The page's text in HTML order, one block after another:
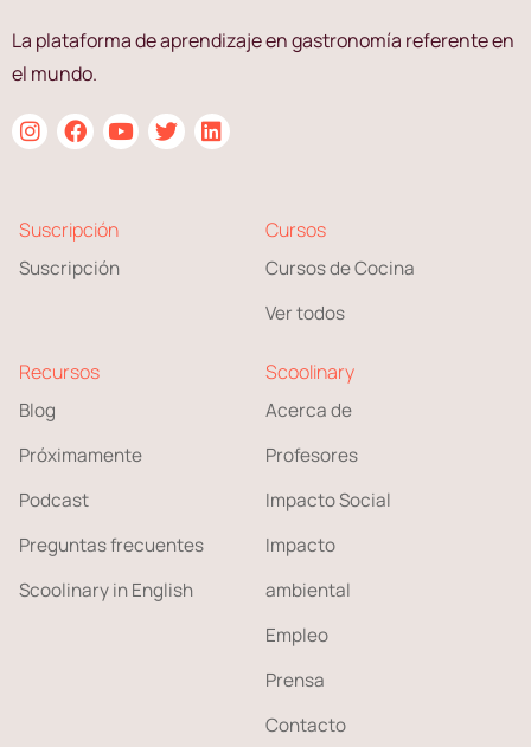
La plataforma de aprendizaje en gastronomía referente en
el mundo.
Suscripción
Suscripción
Cursos
Cursos de Cocina
Ver todos
Recursos
Blog
Próximamente
Podcast
Preguntas frecuentes
Scoolinary in English
Scoolinary
Acerca de
Profesores
Impacto Social
Impacto
ambiental
Empleo
Prensa
Contacto